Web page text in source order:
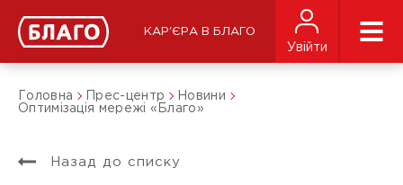
КАР'ЄРА В БЛАГО
Увійти
Головна Прес-центр
Новини
Оптимізація мережі «Благо»
Назад до списку